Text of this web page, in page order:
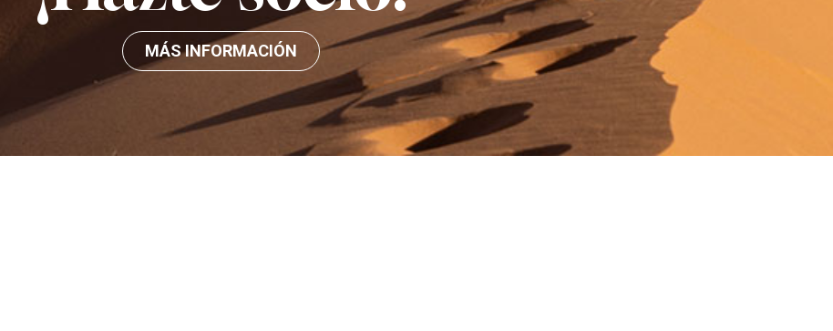
MÁS INFORMACIÓN